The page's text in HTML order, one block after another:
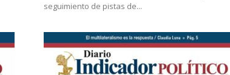
seguimiento de pistas de...